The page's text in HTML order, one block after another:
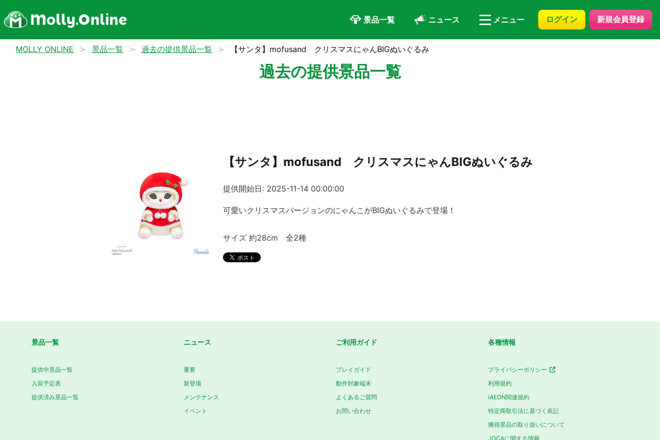
景品一覧 ニュース メニュー ログイン 新規会員登録
MOLLY ONLINE 景品一覧 過去の提供景品一覧 【サンタ】mofusand クリスマスにゃんBIGぬいぐるみ
過去の提供景品一覧
【サンタ】mofusand クリスマスにゃんBIGぬいぐるみ
提供開始日: 2025-11-14 00:00:00
可愛いクリスマスバージョンのにゃんこがBIGぬいぐるみで登場！
サイズ 約28cm 全2種
景品一覧
提供中景品一覧
入荷予定表
提供済み景品一覧
ニュース
重要
新登場
メンテナンス
イベント
ご利用ガイド
プレイガイド
動作対象端末
よくあるご質問
お問い合わせ
各種情報
プライバシーポリシー
利用規約
iAEON関連規約
特定商取引法に基づく表記
獲得景品の取り扱いについて
JOCAに関する情報